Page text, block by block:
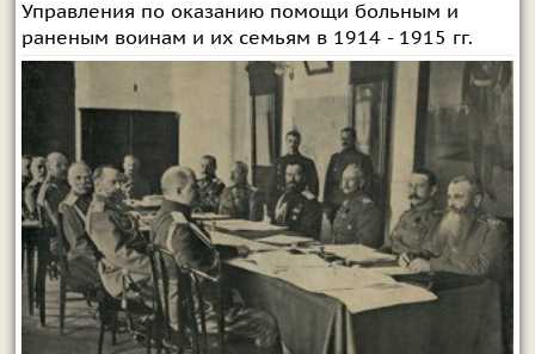
Управления по оказанию помощи больным и
раненым воинам и их семьям в 1914 - 1915 гг.